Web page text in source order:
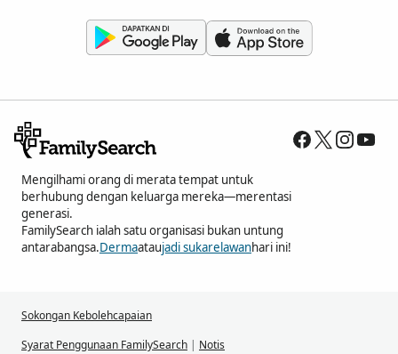
Mengilhami orang di merata tempat untuk
berhubung dengan keluarga mereka—merentasi
generasi.
FamilySearch ialah satu organisasi bukan untung
antarabangsa.Dermaataujadi sukarelawanhari ini!
Sokongan Kebolehcapaian
Syarat Penggunaan FamilySearch | Notis